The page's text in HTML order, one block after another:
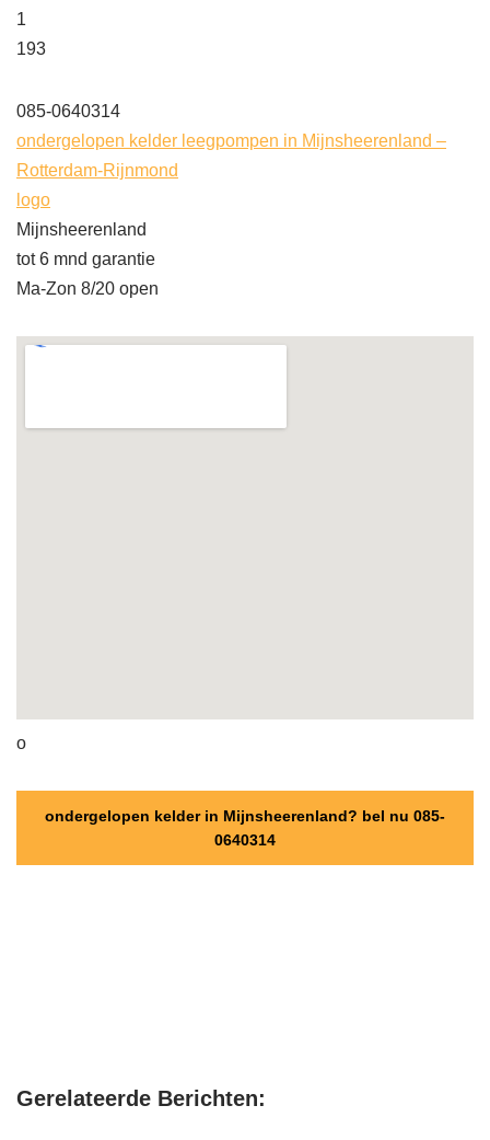
1
193
085-0640314
ondergelopen kelder leegpompen in Mijnsheerenland –
Rotterdam-Rijnmond
logo
Mijnsheerenland
tot 6 mnd garantie
Ma-Zon 8/20 open
o
ondergelopen kelder in Mijnsheerenland? bel nu 085-
0640314
Gerelateerde Berichten: